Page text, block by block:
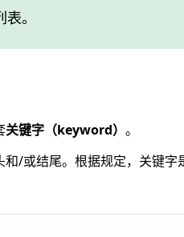
。
关键字（keyword） 。
/或结尾。根据规定，关键字